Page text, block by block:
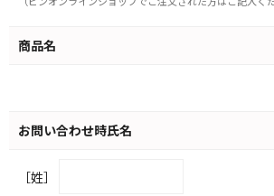
商品名
お問い合わせ時氏名
［姓］